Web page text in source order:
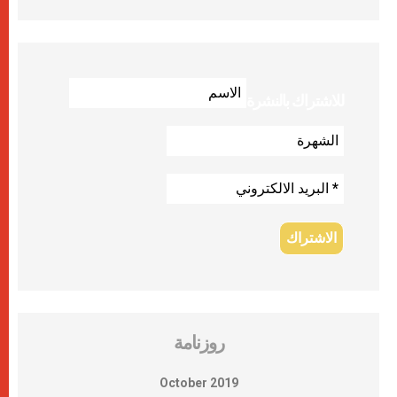
روزنامة
October 2019